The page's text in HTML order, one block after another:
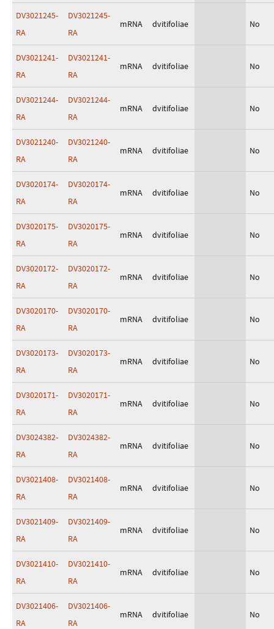
DV3021245-
RA
DV3021245-
RA
mRNA dvitifoliae No
DV3021241-
RA
DV3021241-
RA
mRNA dvitifoliae No
DV3021244-
RA
DV3021244-
RA
mRNA dvitifoliae No
DV3021240-
RA
DV3021240-
RA
mRNA dvitifoliae No
DV3020174-
RA
DV3020174-
RA
mRNA dvitifoliae No
DV3020175-
RA
DV3020175-
RA
mRNA dvitifoliae No
DV3020172-
RA
DV3020172-
RA
mRNA dvitifoliae No
DV3020170-
RA
DV3020170-
RA
mRNA dvitifoliae No
DV3020173-
RA
DV3020173-
RA
mRNA dvitifoliae No
DV3020171-
RA
DV3020171-
RA
mRNA dvitifoliae No
DV3024382-
RA
DV3024382-
RA
mRNA dvitifoliae No
DV3021408-
RA
DV3021408-
RA
mRNA dvitifoliae No
DV3021409-
RA
DV3021409-
RA
mRNA dvitifoliae No
DV3021410-
RA
DV3021410-
RA
mRNA dvitifoliae No
DV3021406-
RA
DV3021406-
RA
mRNA dvitifoliae No